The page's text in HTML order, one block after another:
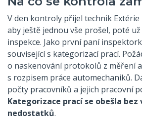
V den kontroly přijel technik Extérie
aby ještě jednou vše prošel, poté
inspekce. Jako první paní
související s kategorizací prací.
o naskenování protokolů z měření
s rozpisem práce automechaniků.
počty pracovníků a jejich pracovní
Kategorizace prací se obešla bez
nedostatků.